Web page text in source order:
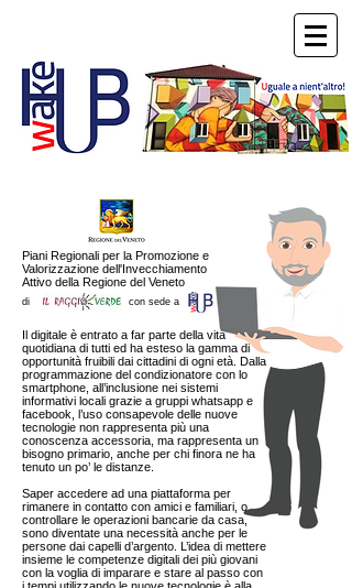
Il digitale è entrato a far parte della vita
quotidiana di tutti ed ha esteso la gamma di
opportunità fruibili dai cittadini di ogni età. Dalla
programmazione del condizionatore con lo
smartphone, all’inclusione nei sistemi
informativi locali grazie a gruppi whatsapp e
facebook, l’uso consapevole delle nuove
tecnologie non rappresenta più una
conoscenza accessoria, ma rappresenta un
bisogno primario, anche per chi finora ne ha
tenuto un po’ le distanze.
Saper accedere ad una piattaforma per
rimanere in contatto con amici e familiari, o
controllare le operazioni bancarie da casa,
sono diventate una necessità anche per le
persone dai capelli d’argento. L’idea di mettere
insieme le competenze digitali dei più giovani
con la voglia di imparare e stare al passo con
Piani Regionali per la Promozione e
Valorizzazione dell'Invecchiamento
Attivo della Regione del Veneto
di con sede a